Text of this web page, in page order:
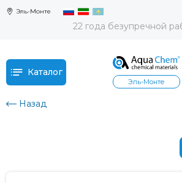
Эль-Монте
22 года безупречной
Каталог
Эль-Монте
Назад